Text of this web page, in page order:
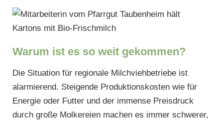
Warum ist es so weit gekommen?
Die Situation für regionale Milchviehbetriebe ist
alarmierend. Steigende Produktionskosten wie für
Energie oder Futter und der immense Preisdruck
durch große Molkereien machen es immer schwerer,